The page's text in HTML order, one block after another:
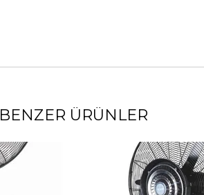
BENZER ÜRÜNLER